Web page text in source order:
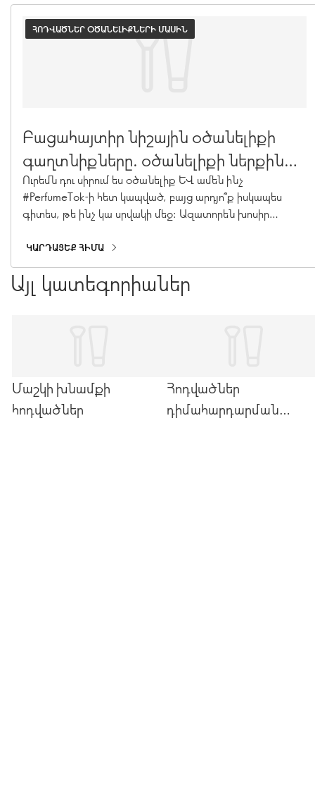
ՀՈԴՎԱԾՆԵՐ ՕԾԱՆԵԼԻՔՆԵՐԻ ՄԱՍԻՆ
Բացահայտիր նիշային օծանելիքի
գաղտնիքները. օծանելիքի ներքին
բառարան
Ուրեմն դու սիրում ես օծանելիք և ամեն ինչ
#PerfumeTok-ի հետ կապված, բայց արդյո՞ք իսկապես
գիտես, թե ինչ կա սրվակի մեջ: Ազատորեն խոսիր
բառարանի միջոցով. քո կուլիսային անցումը դեպի այն,
թե ինչպես են պատրաստվում օծանելիքները: Սկսած
ծանոթ բաղադրիչներից մինչև մասնագիտացված
օծանելիքի գաղտնիքներ։ Անցիր առաջ՝ քո օծանելիքի
ԿԱՐԴԱՑԵՔ ՀԻՄԱ
Այլ կատեգորիաներ
Մաշկի խնամքի
հոդվածներ
Հոդվածներ
դիմահարդարման